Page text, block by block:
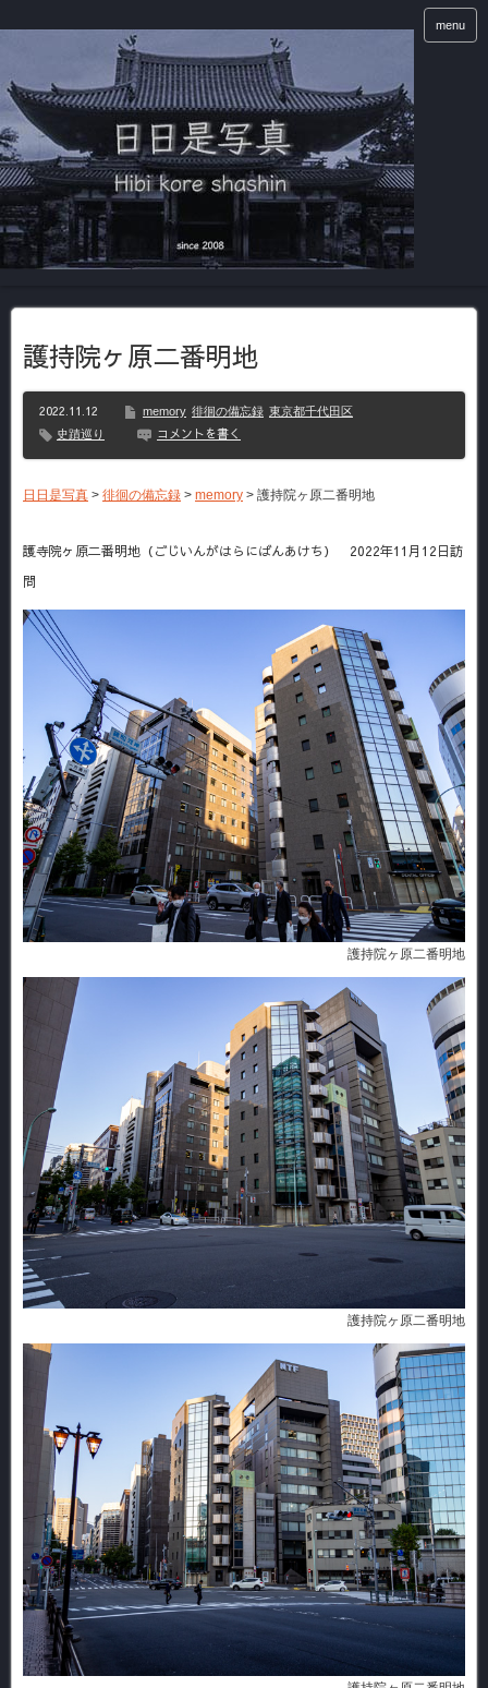
menu
護持院ヶ原二番明地
2022.11.12 memory 徘徊の備忘録 東京都千代田区
史蹟巡り
コメントを書く
日日是写真 > 徘徊の備忘録 > memory > 護持院ヶ原二番明地
護寺院ヶ原二番明地（ごじいんがはらにばんあけち） 2022年11月12日訪
問
護持院ヶ原二番明地
護持院ヶ原二番明地